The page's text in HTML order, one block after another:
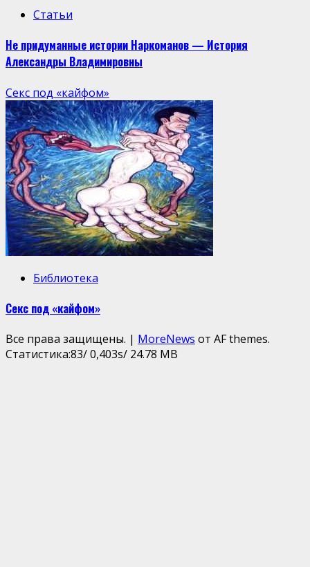
Статьи
Не придуманные истории Наркоманов — История
Александры Владимировны
Секс под «кайфом»
Библиотека
Секс под «кайфом»
Все права защищены. | MoreNews от AF themes.
Статистика:83/ 0,403s/ 24.78 MB